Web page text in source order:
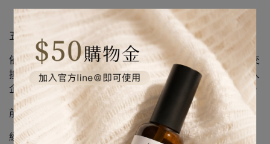
五、與第三人共用個人資料之政策
依照中華民國個人資料保護法之規定，本網站不會提供、交
換、出租或出售任何您的個人資料給其他個人、團體、私人
企業或公務機關，但有法律依據或合約義務者，不在此限。
前項但書之情形包括不限於：
經由您書面同意。